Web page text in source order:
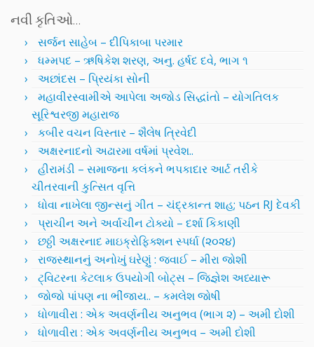
નવી કૃતિઓ…
સર્જન સાહેબ – દીપિકાબા પરમાર
ધમ્મપદ – ઋષિકેશ શરણ, અનુ. હર્ષદ દવે, ભાગ ૧
અછાંદસ – પ્રિયંકા સોની
મહાવીરસ્વામીએ આપેલા અજોડ સિદ્ધાંતો – યોગતિલક
સૂરિશ્વરજી મહારાજ
કબીર વચન વિસ્તાર – શૈલેષ ત્રિવેદી
અક્ષરનાદનો અઢારમા વર્ષમાં પ્રવેશ..
હીરામંડી – સમાજના કલંકને ભપકાદાર આર્ટ તરીકે
ચીતરવાની કુત્સિત વૃત્તિ
ધોવા નાખેલા જીન્સનું ગીત – ચંદ્રકાન્ત શાહ; પઠન RJ દેવકી
પ્રાચીન અને અર્વાચીન ટોક્યો – દર્શા કિકાણી
છઠ્ઠી અક્ષરનાદ માઇક્રોફિક્શન સ્પર્ધા (૨૦૨૪)
રાજસ્થાનનું અનોખું ઘરેણું : જવાઈ – મીરા જોશી
ટ્વિટરના કેટલાક ઉપયોગી બોટ્સ – જિજ્ઞેશ અધ્યારૂ
જોજો પાંપણ ના ભીંજાય.. – કમલેશ જોષી
ધોળાવીરા : એક અવર્ણનીય અનુભવ (ભાગ ૨) – અમી દોશી
ધોળાવીરા : એક અવર્ણનીય અનુભવ – અમી દોશી